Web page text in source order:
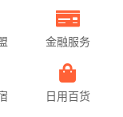
金融服务
日用百货